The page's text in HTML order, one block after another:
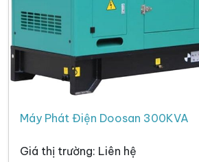
Máy Phát Điện Doosan 300KVA
Giá thị trường: Liên hệ